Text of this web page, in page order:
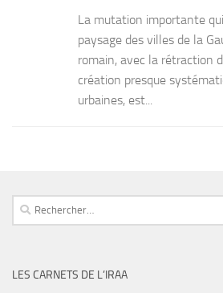
La mutation importante
paysage des villes de la
romain, avec la rétraction
création presque
urbaines, est...
Rechercher :
LES CARNETS DE L’IRAA